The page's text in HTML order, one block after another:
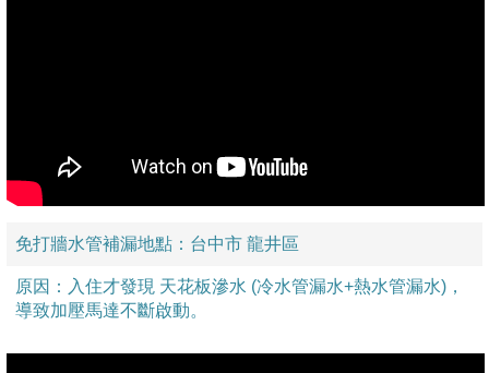
免打牆水管補漏地點：台中市 龍井區
原因：入住才發現 天花板滲水 (冷水管漏水+熱水管漏水)，
導致加壓馬達不斷啟動。